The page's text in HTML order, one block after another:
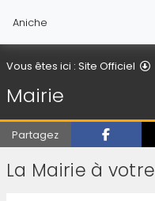
Aniche
Vous êtes ici : Site Officiel
Mairie
Partagez
La Mairie à